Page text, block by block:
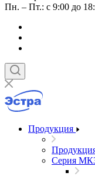
Пн. – Пт.: с 9:00 до
Продукция
Серия